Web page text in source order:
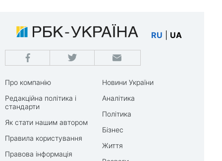
RU UA
Про компанію
Редакційна політика і
стандарти
Як стати нашим автором
Правила користування
Правова інформація
Новини України
Аналітика
Політика
Бізнес
Життя